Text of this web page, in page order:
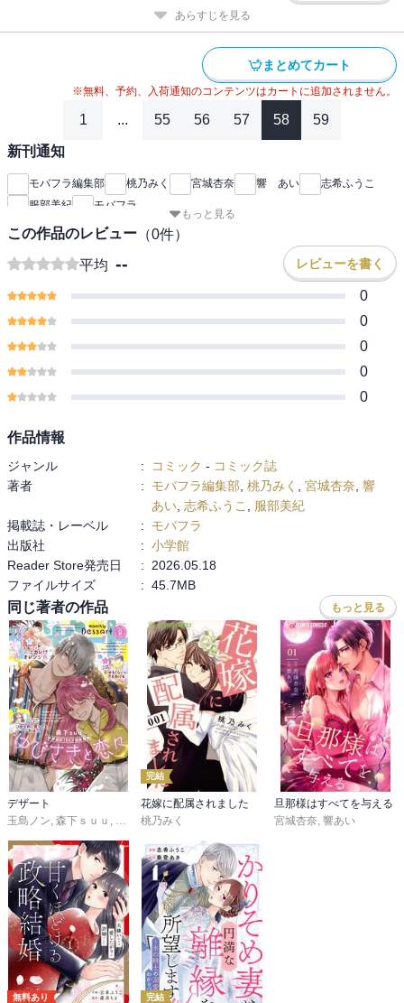
あらすじを見る
まとめてカート
※無料、予約、入荷通知のコンテンツはカートに追加されません。
1 ... 55 56 57 58 59
新刊通知
モバフラ編集部 桃乃みく 宮城杏奈 響 あい
志希ふうこ
服部美紀
モバフラ
もっと見る
この作品のレビュー （0件）
平均 -- レビューを書く
0
0
0
0
0
作品情報
ジャンル : コミック - コミック誌
著者
: モバフラ編集部 桃乃みく 宮城杏奈 響
あい 志希ふうこ
服部美紀
掲載誌・レーベル
:
モバフラ
出版社
: 小学館
Reader Store発売日
:
2026.05.18
ファイルサイズ
: 45.7MB
同じ著者の作品 もっと見る
デザート
玉島ノン, 森下ｓｕｕ , 蟹沢ちひろ, 旗谷澄生 岩下慶子, しろうさな
完結
花嫁に配属されました
桃乃みく
旦那様はすべてを与える
宮城杏奈, 響あい
無料あり 完結